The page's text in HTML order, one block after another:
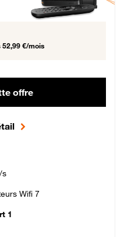
52,99 €/mois
offre
s
Wifi 7
1